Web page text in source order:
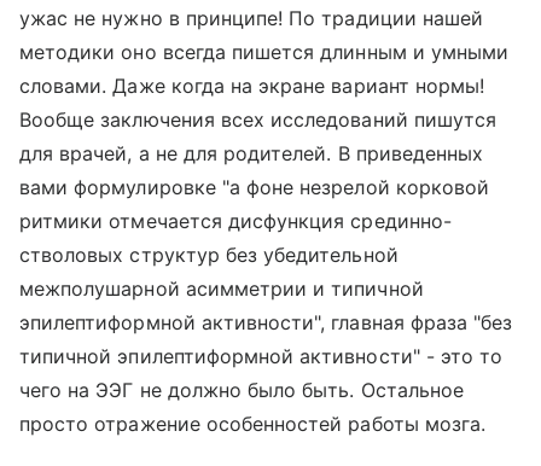
ужас не нужно в принципе! По традиции нашей
методики оно всегда пишется длинным и умными
словами. Даже когда на экране вариант нормы!
Вообще заключения всех исследований пишутся
для врачей, а не для родителей. В приведенных
вами формулировке "а фоне незрелой корковой
ритмики отмечается дисфункция срединно-
стволовых структур без убедительной
межполушарной асимметрии и типичной
эпилептиформной активности", главная фраза "без
типичной эпилептиформной активности" - это то
чего на ЭЭГ не должно было быть. Остальное
просто отражение особенностей работы мозга.